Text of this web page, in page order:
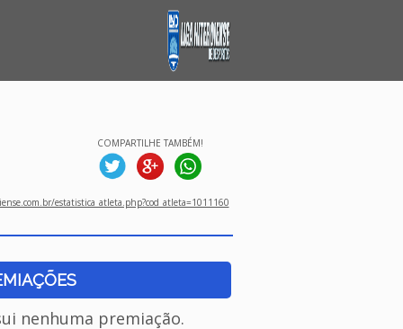
COMPARTILHE TAMBÉM!
estatistica_atleta.php?cod_atleta=1011160
nenhuma premiação.